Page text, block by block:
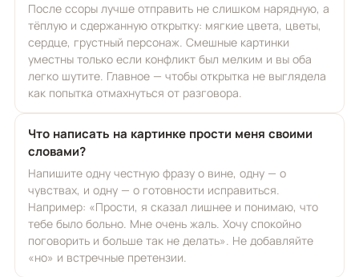
После ссоры лучше отправить не слишком нарядную, а
тёплую и сдержанную открытку: мягкие цвета, цветы,
сердце, грустный персонаж. Смешные картинки
уместны только если конфликт был мелким и вы оба
легко шутите. Главное — чтобы открытка не выглядела
как попытка отмахнуться от разговора.
Что написать на картинке прости меня своими
словами?
Напишите одну честную фразу о вине, одну — о
чувствах, и одну — о готовности исправиться.
Например: «Прости, я сказал лишнее и понимаю, что
тебе было больно. Мне очень жаль. Хочу спокойно
поговорить и больше так не делать». Не добавляйте
«но» и встречные претензии.